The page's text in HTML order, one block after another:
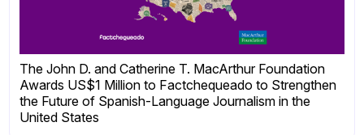
The John D. and Catherine T. MacArthur Foundation
Awards US$1 Million to Factchequeado to Strengthen
the Future of Spanish-Language Journalism in the
United States